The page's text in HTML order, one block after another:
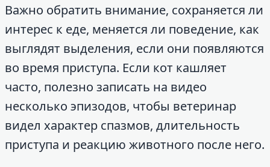
Важно обратить внимание, сохраняется ли
интерес к еде, меняется ли поведение, как
выглядят выделения, если они появляются
во время приступа. Если кот кашляет
часто, полезно записать на видео
несколько эпизодов, чтобы ветеринар
видел характер спазмов, длительность
приступа и реакцию животного после него.